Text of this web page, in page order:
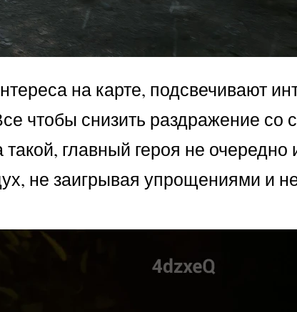
на карте, подсвечивают
чтобы снизить раздражение со
главный героя не
не заигрывая упрощениями и